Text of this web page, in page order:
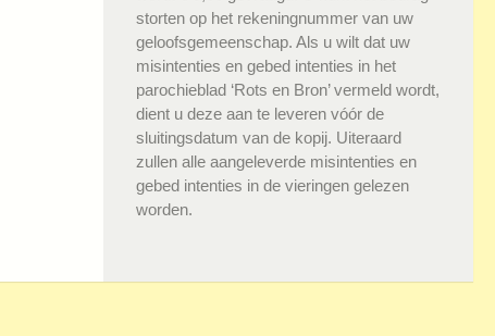
storten op het rekeningnummer van uw
geloofsgemeenschap. Als u wilt dat uw
misintenties en gebed intenties in het
parochieblad ‘Rots en Bron’ vermeld wordt,
dient u deze aan te leveren vóór de
sluitingsdatum van de kopij. Uiteraard
zullen alle aangeleverde misintenties en
gebed intenties in de vieringen gelezen
worden.